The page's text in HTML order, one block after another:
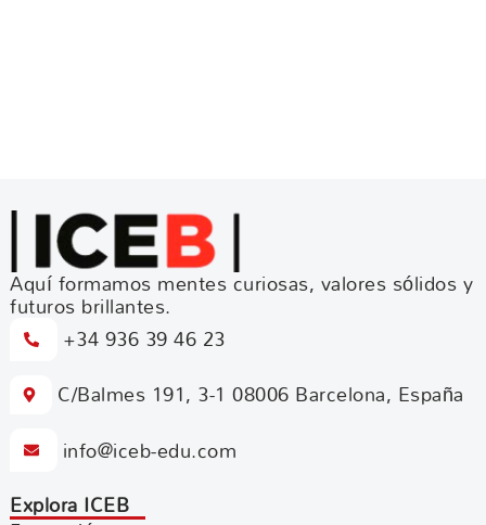
Aquí formamos mentes curiosas, valores sólidos y
futuros brillantes.
+34 936 39 46 23
C/Balmes 191, 3-1 08006 Barcelona, España
info@iceb-edu.com
Explora ICEB